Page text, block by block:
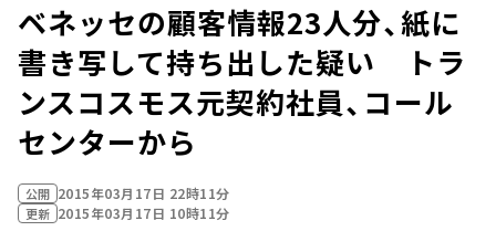
ベネッセの顧客情報23人分、紙に
書き写して持ち出した疑い トラ
ンスコスモス元契約社員、コール
センターから
公開 2015年03月17日 22時11分
更新 2015年03月17日 10時11分